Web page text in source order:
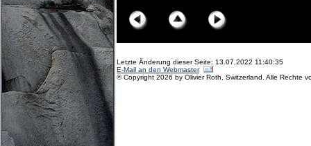
Letzte Änderung dieser Seite: 13.07.2022 11:40:35
E-Mail an den Webmaster
© Copyright 2026 by Olivier Roth, Switzerland. Alle Rechte